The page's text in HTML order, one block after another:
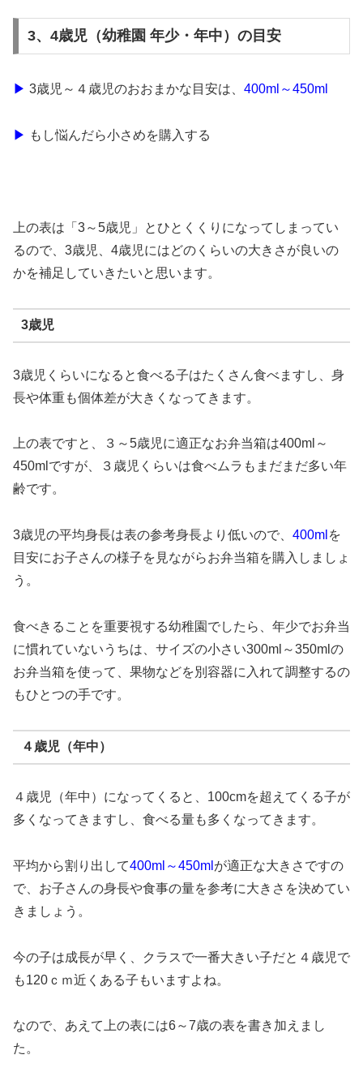
3、4歳児（幼稚園 年少・年中）の目安
▶ 3歳児～４歳児のおおまかな目安は、 400ml～450ml
▶ もし悩んだら小さめを購入する
上の表は「3～5歳児」とひとくくりになってしまってい
るので、3歳児、4歳児にはどのくらいの大きさが良いの
かを補足していきたいと思います。
3歳児
3歳児くらいになると食べる子はたくさん食べますし、身
長や体重も個体差が大きくなってきます。
上の表ですと、３～5歳児に適正なお弁当箱は400ml～
450mlですが、３歳児くらいは食べムラもまだまだ多い年
齢です。
3歳児の平均身長は表の参考身長より低いので、 400ml を
目安にお子さんの様子を見ながらお弁当箱を購入しましょ
う。
食べきることを重要視する幼稚園でしたら、年少でお弁当
に慣れていないうちは、サイズの小さい300ml～350mlの
お弁当箱を使って、果物などを別容器に入れて調整するの
もひとつの手です。
４歳児（年中）
４歳児（年中）になってくると、100cmを超えてくる子が
多くなってきますし、食べる量も多くなってきます。
平均から割り出して400ml～450ml が適正な大きさですの
で、お子さんの身長や食事の量を参考に大きさを決めてい
きましょう。
今の子は成長が早く、クラスで一番大きい子だと４歳児で
も120ｃｍ近くある子もいますよね。
なので、あえて上の表には6～7歳の表を書き加えまし
た。